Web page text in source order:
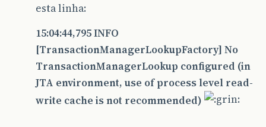
esta linha:
15:04:44,795 INFO
[TransactionManagerLookupFactory] No
TransactionManagerLookup configured (in
JTA environment, use of process level read-
write cache is not recommended)